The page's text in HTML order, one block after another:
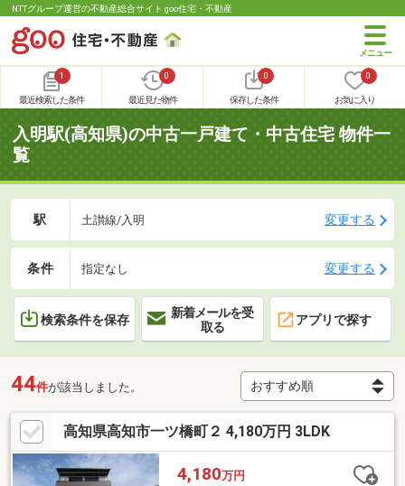
NTTグループ運営の不動産総合サイト goo住宅・不動産
1
最近検索した条件
0
最近見た物件
0
保存した条件
0
お気に入り
入明駅(高知県)の中古一戸建て・中古住宅 物件一
覧
駅 土讃線/入明 変更する
条件 指定なし 変更する
検索条件を保存
新着メールを受
取る
アプリで探す
44件が該当しました。
高知県高知市一ツ橋町２ 4,180万円 3LDK
4,180万円